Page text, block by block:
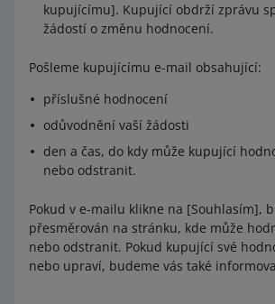
kupujícímu]. Kupující obdrží zprávu
žádostí o změnu hodnocení.
Pošleme kupujícímu e-mail obsahující:
příslušné hodnocení
odůvodnění vaší žádosti
den a čas, do kdy může kupující
nebo odstranit.
Pokud v e-mailu klikne na [Souhlasím],
přesměrován na stránku, kde může
nebo odstranit. Pokud kupující své
nebo upraví, budeme vás také